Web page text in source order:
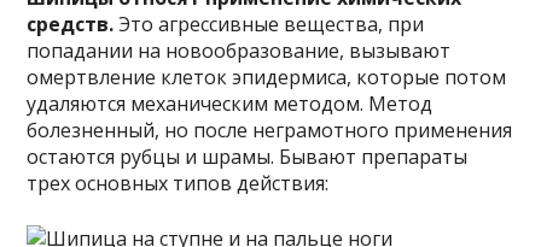
средств.Это агрессивные вещества, при
попадании на новообразование, вызывают
омертвление клеток эпидермиса, которые потом
удаляются механическим методом. Метод
болезненный, но после неграмотного применения
остаются рубцы и шрамы. Бывают препараты
трех основных типов действия: